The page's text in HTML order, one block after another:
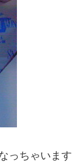
っちゃいます